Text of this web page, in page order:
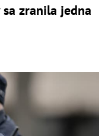
zranila jedna